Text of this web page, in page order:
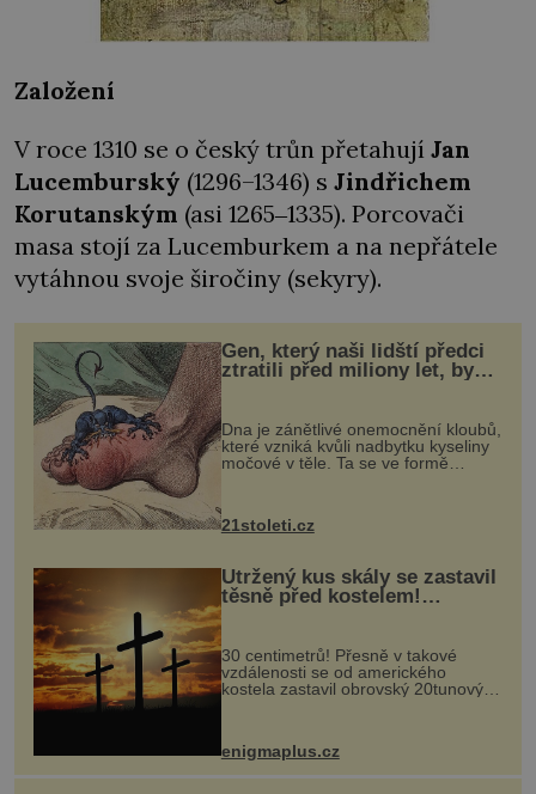
Založení
V roce 1310 se o český trůn přetahují Jan
Lucemburský (1296–1346) s Jindřichem
Korutanským (asi 1265‒1335). Porcovači
masa stojí za Lucemburkem a na nepřátele
vytáhnou svoje širočiny (sekyry).
Gen, který naši lidští předci
ztratili před miliony let, by
mohl pomoci s léčbou
„nemoci králů“
Dna je zánětlivé onemocnění kloubů,
které vzniká kvůli nadbytku kyseliny
močové v těle. Ta se ve formě
nohou, a způsobuje bole...
21stoleti.cz
Utržený kus skály se zastavil
těsně před kostelem!
Ochránila ho boží síla?
30 centimetrů! Přesně v takové
vzdálenosti se od amerického
kostela zastavil obrovský 20tunový
...
enigmaplus.cz